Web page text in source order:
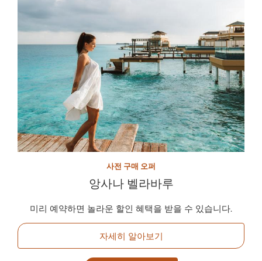
사전 구매 오퍼
앙사나 벨라바루
미리 예약하면 놀라운 할인 혜택을 받을 수 있습니다.
자세히 알아보기